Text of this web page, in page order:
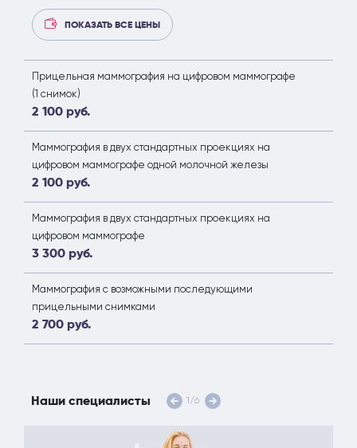
ПОКАЗАТЬ ВСЕ ЦЕНЫ
Прицельная маммография на цифровом маммографе
(1 снимок)
2 100 руб.
Маммография в двух стандартных проекциях на
цифровом маммографе одной молочной железы
2 100 руб.
Маммография в двух стандартных проекциях на
цифровом маммографе
3 300 руб.
Маммография с возможными последующими
прицельными снимками
2 700 руб.
Наши специалисты 1 /6